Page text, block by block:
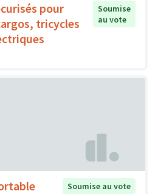
pour
tricycles
Soumise
au vote
Soumise au vote